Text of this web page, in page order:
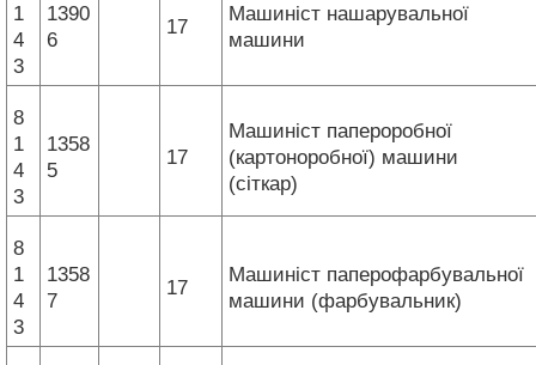
1
4
3
1390
6
17
Машиніст нашарувальної
машини
8
1
4
3
1358
5
17
Машиніст папероробної
(картоноробної) машини
(сіткар)
8
1
4
3
1358
7
17
Машиніст паперофарбувальної
машини (фарбувальник)